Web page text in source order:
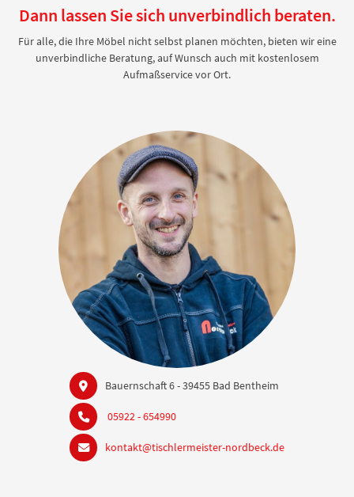
Dann lassen Sie sich unverbindlich beraten.
Für alle, die Ihre Möbel nicht selbst planen möchten, bieten wir eine
unverbindliche Beratung, auf Wunsch auch mit kostenlosem
Aufmaßservice vor Ort.
Bauernschaft 6 - 39455 Bad Bentheim
05922 - 654990
kontakt@tischlermeister-nordbeck.de